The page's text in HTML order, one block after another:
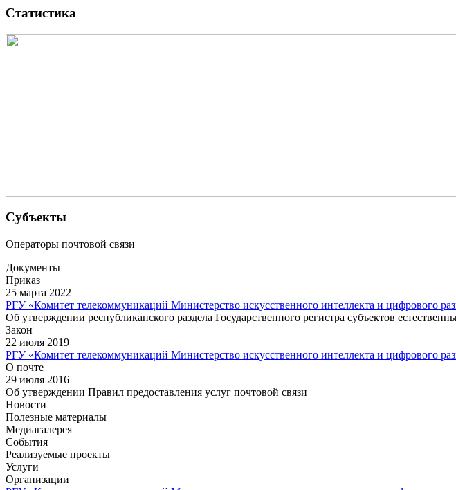
Статистика
Субъекты
Операторы почтовой связи
Документы
Приказ
25 марта 2022
РГУ «Комитет телекоммуникаций Министерство искусственного интеллекта и цифрового
Об утверждении республиканского раздела Государственного регистра субъектов
Закон
22 июля 2019
РГУ «Комитет телекоммуникаций Министерство искусственного интеллекта и цифрового
О почте
29 июля 2016
Об утверждении Правил предоставления услуг почтовой связи
Новости
Полезные материалы
Медиагалерея
События
Реализуемые проекты
Услуги
Организации